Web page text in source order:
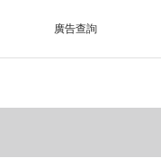
廣告查詢